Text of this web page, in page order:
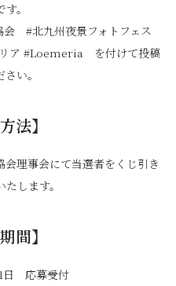
。
#北九州夜景フォトフェス
リア #Loemeria を付けて投稿
い。
法】
理事会にて当選者をくじ引き
します。
間】
日 応募受付